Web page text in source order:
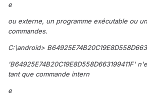
e
ou externe, un programme exécutable ou
commandes.
C:\android>
'B64925E74B20C19E8D558D663199411F'
tant que commande intern
e